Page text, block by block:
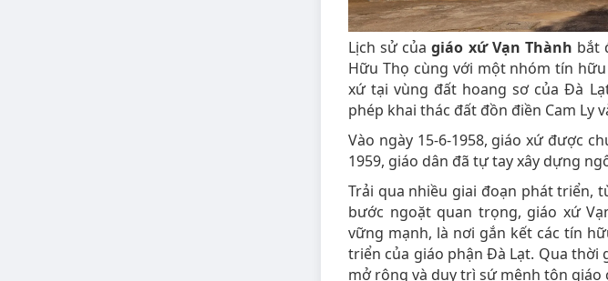
Lịch sử củagiáo xứ Vạn Thành bắt
Hữu Thọ cùng với một nhóm tín
xứ tại vùng đất hoang sơ của Đà
phép khai thác đất đồn điền Cam Ly
Vào ngày 15-6-1958, giáo xứ được
1959, giáo dân đã tự tay xây dựng
Trải qua nhiều giai đoạn phát triển,
bước ngoặt quan trọng, giáo xứ
vững mạnh, là nơi gắn kết các tín
triển của giáo phận Đà Lạt. Qua
mở rộng và duy trì sứ mệnh tôn giáo